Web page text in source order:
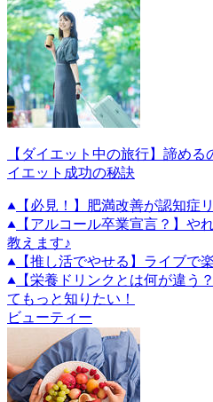
【ダイエット中の旅行】諦め
イエット成功の秘訣
【必見！】肥満改善が認知症
【アルコール卒業宣言？】や
教えます♪
【推し活でやせる】ライブで
【栄養ドリンクとは何が違う
てもっと知りたい！
ビューティー